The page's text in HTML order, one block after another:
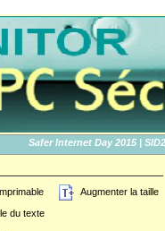
Safer Internet Day 2015 | SID2015
Augmenter la taille
du texte